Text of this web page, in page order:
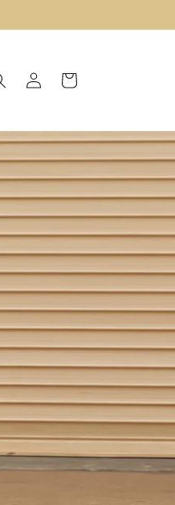
Přihlásit
Košík